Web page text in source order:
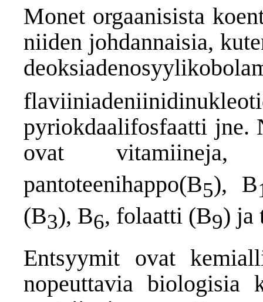
Monet orgaanisista
niiden johdannaisia,
pyriokdaalifosfaatti jne.
ovat
pantoteenihappo(B5), B
(B3), B6, folaatti (B9) ja
Entsyymit ovat
nopeuttavia biologisia